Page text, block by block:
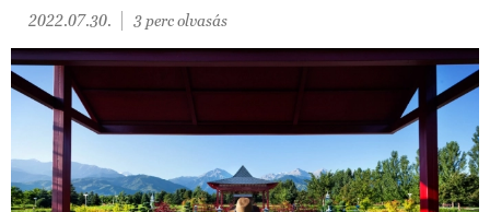
2022.07.30. 3 perc olvasás